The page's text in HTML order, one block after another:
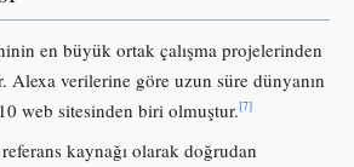
en büyük ortak çalışma projelerinden
verilerine göre uzun süre dünyanın
web sitesinden biri olmuştur.[7]
kaynağı olarak doğrudan